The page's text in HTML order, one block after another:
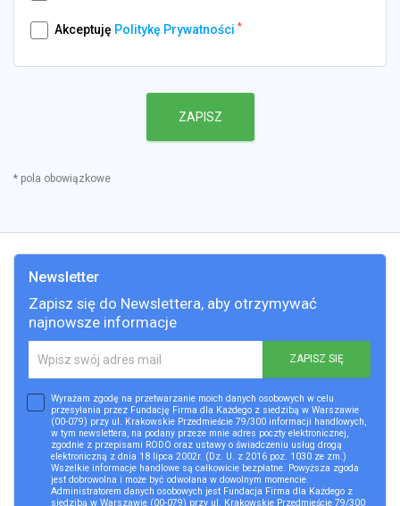
Akceptuję Politykę Prywatności *
ZAPISZ
* pola obowiązkowe
Newsletter
Zapisz się do Newslettera, aby otrzymywać
najnowsze informacje
ZAPISZ SIĘ
Wyrażam zgodę na przetwarzanie moich danych osobowych w celu
przesyłania przez Fundację Firma dla Każdego z siedzibą w Warszawie
(00-079) przy ul. Krakowskie Przedmieście 79/300 informacji handlowych,
w tym newslettera, na podany przeze mnie adres poczty elektronicznej,
zgodnie z przepisami RODO oraz ustawy o świadczeniu usług drogą
elektroniczną z dnia 18 lipca 2002r. (Dz. U. z 2016 poz. 1030 ze zm.)
Wszelkie informacje handlowe są całkowicie bezpłatne. Powyższa zgoda
jest dobrowolna i może być odwołana w dowolnym momencie.
Administratorem danych osobowych jest Fundacja Firma dla Każdego z
siedzibą w Warszawie (00-079) przy ul. Krakowskie Przedmieście 79/300